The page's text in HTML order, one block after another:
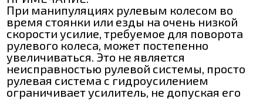
При манипуляциях рулевым колесом во
время стоянки или езды на очень низкой
скорости усилие, требуемое для поворота
рулевого колеса, может постепенно
увеличиваться. Это не является
неисправностью рулевой системы, просто
рулевая система с гидроусилением
ограничивает усилитель, не допуская его